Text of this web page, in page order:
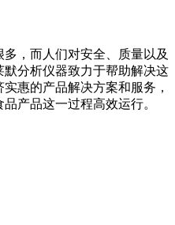
，而人们对安全、质量以及
分析仪器致力于帮助解决这
惠的产品解决方案和服务，
产品这一过程高效运行。